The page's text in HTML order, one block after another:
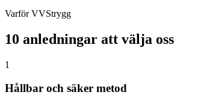
Varför VVStrygg
10 anledningar att välja oss
1
Hållbar och säker metod